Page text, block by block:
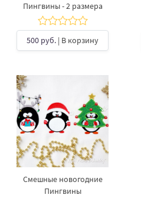
Пингвины - 2 размера
500 руб. | В корзину
Смешные новогодние
Пингвины